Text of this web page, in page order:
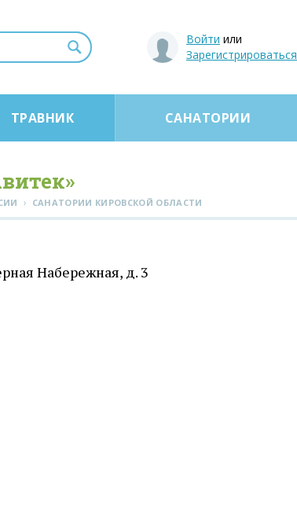
Войти или
Зарегистрироваться
ТРАВНИК САНАТОРИИ
› CАНАТОРИИ КИРОВСКОЙ ОБЛАСТИ
Набережная, д. 3